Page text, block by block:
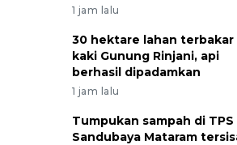
1 jam lalu
30 hektare lahan terbakar
kaki Gunung Rinjani, api
berhasil dipadamkan
1 jam lalu
Tumpukan sampah di TPS
Sandubaya Mataram